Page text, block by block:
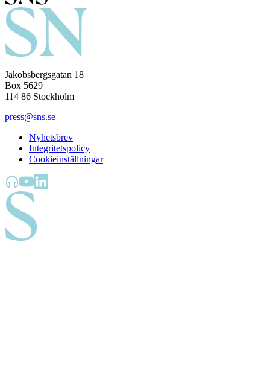
Jakobsbergsgatan 18
Box 5629
114 86 Stockholm
press@sns.se
Nyhetsbrev
Integritetspolicy
Cookieinställningar